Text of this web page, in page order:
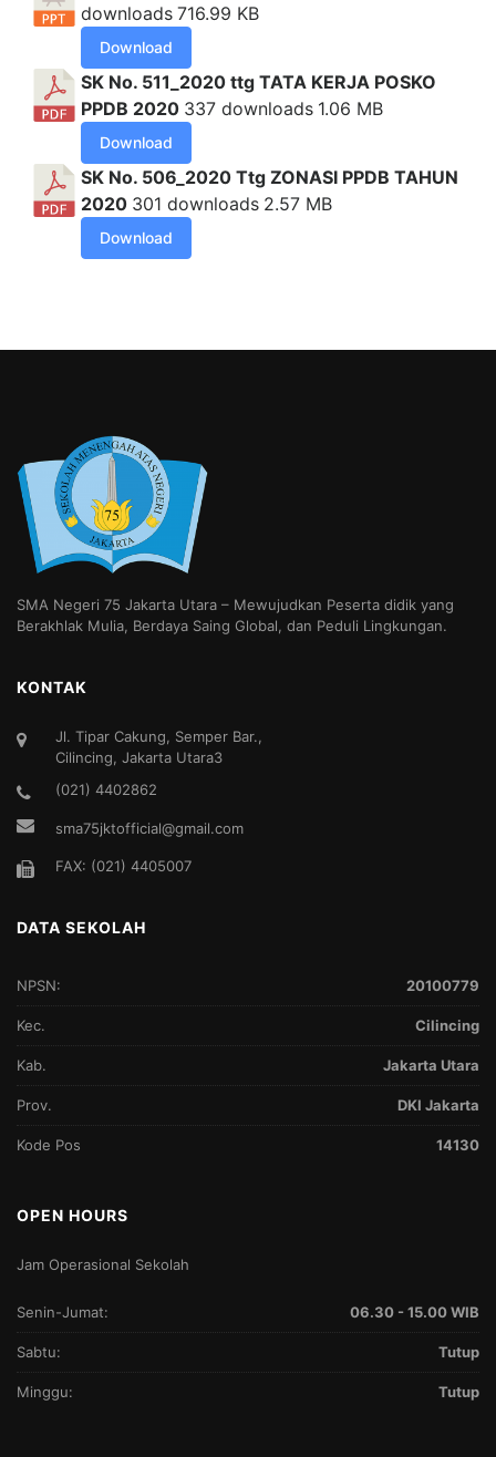
downloads 716.99 KB
Download
SK No. 511_2020 ttg TATA KERJA POSKO
PPDB 2020 337 downloads 1.06 MB
Download
SK No. 506_2020 Ttg ZONASI PPDB TAHUN
2020 301 downloads 2.57 MB
Download
SMA Negeri 75 Jakarta Utara – Mewujudkan Peserta didik yang
Berakhlak Mulia, Berdaya Saing Global, dan Peduli Lingkungan.
KONTAK
Jl. Tipar Cakung, Semper Bar.,
Cilincing, Jakarta Utara3
(021) 4402862
sma75jktofficial@gmail.com
FAX: (021) 4405007
DATA SEKOLAH
NPSN: 20100779
Kec. Cilincing
Kab. Jakarta Utara
Prov. DKI Jakarta
Kode Pos 14130
OPEN HOURS
Jam Operasional Sekolah
Senin-Jumat: 06.30 - 15.00 WIB
Sabtu: Tutup
Minggu: Tutup